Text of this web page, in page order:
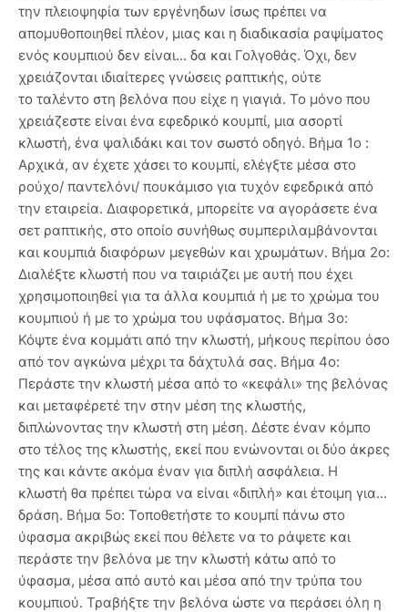
την πλειοψηφία των εργένηδων ίσως πρέπει να
απομυθοποιηθεί πλέον, μιας και η διαδικασία ραψίματος
ενός κουμπιού δεν είναι... δα και Γολγοθάς. Όχι, δεν
χρειάζονται ιδιαίτερες γνώσεις ραπτικής, ούτε
το ταλέντο στη βελόνα που είχε η γιαγιά. Το μόνο που
χρειάζεστε είναι ένα εφεδρικό κουμπί, μια ασορτί
κλωστή, ένα ψαλιδάκι και τον σωστό οδηγό. Βήμα 1ο :
Αρχικά, αν έχετε χάσει το κουμπί, ελέγξτε μέσα στο
ρούχο/ παντελόνι/ πουκάμισο για τυχόν εφεδρικά από
την εταιρεία. Διαφορετικά, μπορείτε να αγοράσετε ένα
σετ ραπτικής, στο οποίο συνήθως συμπεριλαμβάνονται
και κουμπιά διαφόρων μεγεθών και χρωμάτων. Βήμα 2ο:
Διαλέξτε κλωστή που να ταιριάζει με αυτή που έχει
χρησιμοποιηθεί για τα άλλα κουμπιά ή με το χρώμα του
κουμπιού ή με το χρώμα του υφάσματος. Βήμα 3ο:
Κόψτε ένα κομμάτι από την κλωστή, μήκους περίπου όσο
από τον αγκώνα μέχρι τα δάχτυλά σας. Βήμα 4ο:
Περάστε την κλωστή μέσα από το «κεφάλι» της βελόνας
και μεταφέρετέ την στην μέση της κλωστής,
διπλώνοντας την κλωστή στη μέση. Δέστε έναν κόμπο
στο τέλος της κλωστής, εκεί που ενώνονται οι δύο άκρες
της και κάντε ακόμα έναν για διπλή ασφάλεια. Η
κλωστή θα πρέπει τώρα να είναι «διπλή» και έτοιμη για...
δράση. Βήμα 5ο: Τοποθετήστε το κουμπί πάνω στο
ύφασμα ακριβώς εκεί που θέλετε να το ράψετε και
περάστε την βελόνα με την κλωστή κάτω από το
ύφασμα, μέσα από αυτό και μέσα από την τρύπα του
κουμπιού. Τραβήξτε την βελόνα ώστε να περάσει όλη η